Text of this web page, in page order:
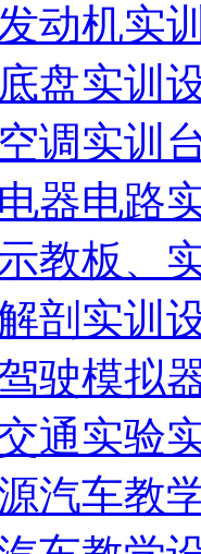
动机实
盘实训
调实训
器电路
教板、
剖实训
驶模拟
通实验
汽车教